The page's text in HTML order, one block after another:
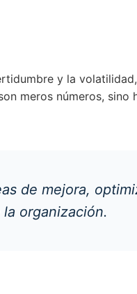
y la
meros números,
de mejora,
organización.